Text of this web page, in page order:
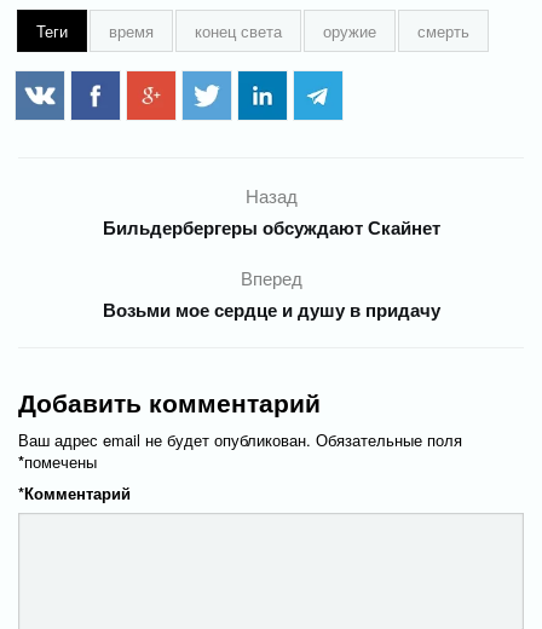
Теги время конец света оружие смерть
Назад
Бильдербергеры обсуждают Скайнет
Вперед
Возьми мое сердце и душу в придачу
Добавить комментарий
Ваш адрес email не будет опубликован. Обязательные поля
помечены
*
Комментарий
*